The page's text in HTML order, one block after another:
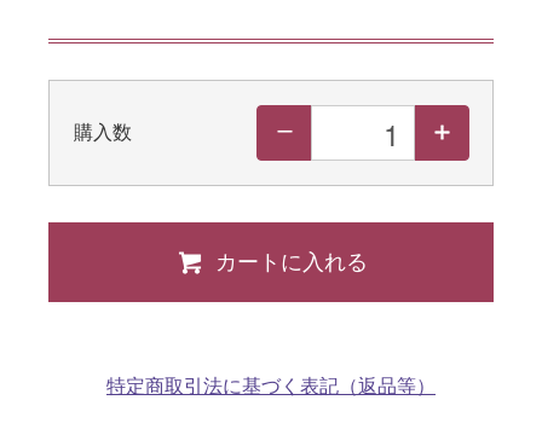
購入数
カートに入れる
特定商取引法に基づく表記（返品等）